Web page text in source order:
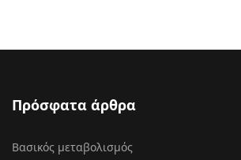
Πρόσφατα άρθρα
Βασικός μεταβολισμός